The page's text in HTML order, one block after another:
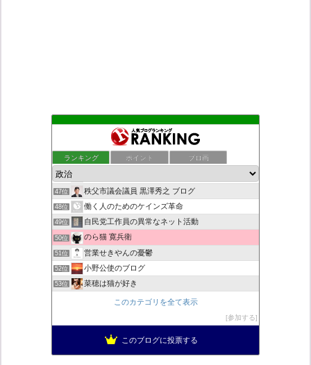
ランキング ポイント ブロ画
一輪の九の魔方陣「老子の道と徳（言霊の経綸）」の花が咲く
ついっちゃが速報
45位 こんなニュースにでくわした
46位
47位 秩父市議会議員 黒澤秀之 ブログ
48位 働く人のためのケインズ革命
49位 自民党工作員の異常なネット活動
50位 のら猫 寛兵衛
51位 営業せきやんの憂鬱
52位 小野公使のブログ
53位 菜穂は猫が好き
新！脱「愛国カルト」のススメ
ねずさんの学ぼう日本
このカテゴリを全て表示
参加する
このブログに投票する